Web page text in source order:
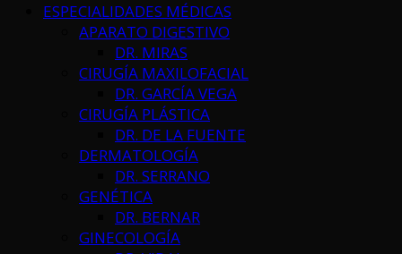
ESPECIALIDADES MÉDICAS
APARATO DIGESTIVO
DR. MIRAS
CIRUGÍA MAXILOFACIAL
DR. GARCÍA VEGA
CIRUGÍA PLÁSTICA
DR. DE LA FUENTE
DERMATOLOGÍA
DR. SERRANO
GENÉTICA
DR. BERNAR
GINECOLOGÍA